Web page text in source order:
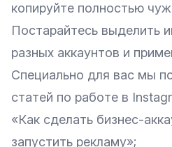
копируйте полностью
Постарайтесь выделить
разных аккаунтов и
Специально для вас мы
статей по работе в
«Как сделать бизнес-
запустить рекламу»;